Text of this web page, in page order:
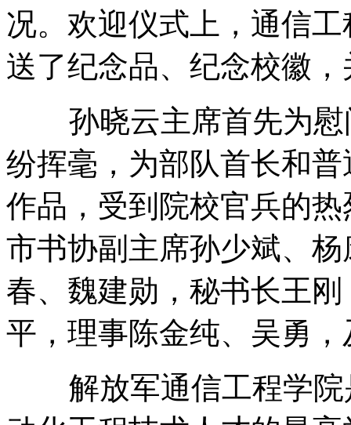
况。欢迎仪式上，通信
送了纪念品、纪念校徽
孙晓云主席首先为慰
纷挥毫，为部队首长和
作品，受到院校官兵的
市书协副主席孙少斌、
春、魏建勋，秘书长王
平，理事陈金纯、吴勇
解放军通信工程学院